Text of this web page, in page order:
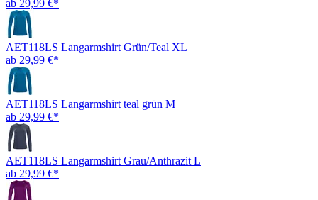
ab 29,99 €*
AET118LS Langarmshirt Grün/Teal XL
ab 29,99 €*
AET118LS Langarmshirt teal grün M
ab 29,99 €*
AET118LS Langarmshirt Grau/Anthrazit L
ab 29,99 €*